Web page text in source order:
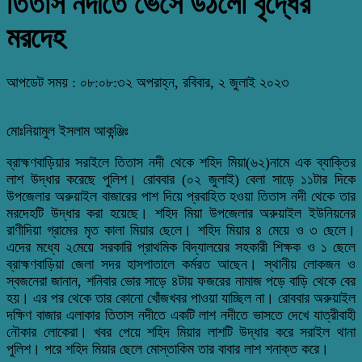
মরদেহ
আপডেট সময় : ০৮:০৮:৩২ অপরাহ্ন, রবিবার, ২ জুলাই ২০২৩
মোঃনিয়ামুল ইসলাম আকন্ঞ্জিঃ
ব্রাহ্মণবাড়িয়ার সরাইলে তিতাস নদী থেকে শহিদ মিয়া(৬২)নামে এক ব্যাক্তির
লাশ উদ্ধার করেছে পুলিশ। রোববার (০২ জুলাই) বেলা সাড়ে ১১টার দিকে
উপজেলার অরুয়াইল বাজারের পাশ দিয়ে প্রবাহিত হওয়া তিতাস নদী থেকে তার
মরদেহটি উদ্ধার করা হয়েছে। শহিদ মিয়া উপজেলার অরুয়াইল ইউনিয়নের
রাণীদিয়া গ্রামের মৃত কালা মিয়ার ছেলে। শহিদ মিয়ার ৪ মেয়ে ও ৩ ছেলে।
এদের মধ্যে ২মেয়ে সরকারি প্রাথমিক বিদ্যালয়ের সহকারী শিক্ষক ও ১ ছেলে
ব্রাহ্মণবাড়িয়া জেলা সদর হাসপাতালে কর্মরত আছেন। স্থানীয় লোকজন ও
স্বজনেরা জানান, শনিবার ভোর সাড়ে ৪টায় ফজরের নামাজ পড়ে বাড়ি থেকে বের
হয়। এর পর থেকে তার কোনো খোঁজখবর পাওয়া যাচ্ছিল না। রোববার অরুয়াইল
দক্ষিণ বাজার এলাকার তিতাস নদীতে একটি লাশ নদীতে ভাসতে দেখে যাত্রীবাহী
নৌকার লোকেরা। খবর পেয়ে শহিদ মিয়ার লাশটি উদ্ধার করে সরাইল থানা
পুলিশ। পরে শহিদ মিয়ার ছেলে মোস্তাকিম তার বাবার লাশ শনাক্ত করে।